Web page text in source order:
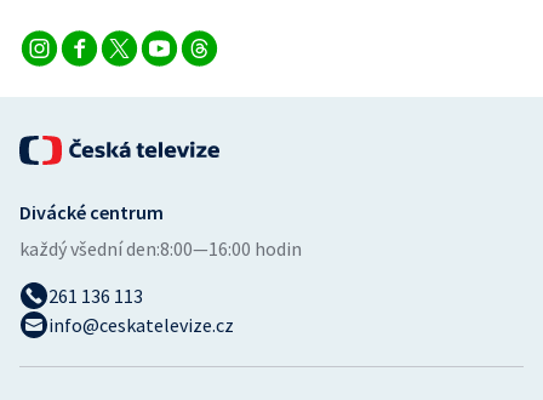
Divácké centrum
každý všední den:8:00—16:00 hodin
261 136 113
info@ceskatelevize.cz